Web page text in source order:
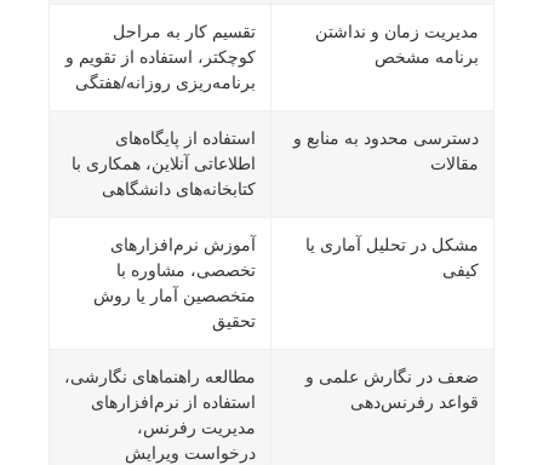
مدیریت زمان و نداشتن
برنامه مشخص
تقسیم کار به مراحل
کوچکتر، استفاده از تقویم و
برنامه‌ریزی روزانه/هفتگی
دسترسی محدود به منابع و
مقالات
استفاده از پایگاه‌های
اطلاعاتی آنلاین، همکاری با
کتابخانه‌های دانشگاهی
مشکل در تحلیل آماری یا
کیفی
آموزش نرم‌افزارهای
تخصصی، مشاوره با
متخصصین آمار یا روش
تحقیق
ضعف در نگارش علمی و
قواعد رفرنس‌دهی
مطالعه راهنماهای نگارشی،
استفاده از نرم‌افزارهای
مدیریت رفرنس،
درخواست ویرایش